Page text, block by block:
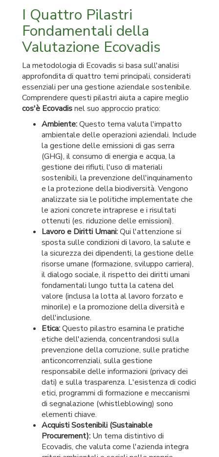
I Quattro Pilastri
Fondamentali della
Valutazione Ecovadis
La metodologia di Ecovadis si basa sull'analisi
approfondita di quattro temi principali, considerati
essenziali per una gestione aziendale sostenibile.
Comprendere questi pilastri aiuta a capire meglio
cos'è Ecovadisnel suo approccio pratico:
Ambiente:Questo tema valuta l'impatto
ambientale delle operazioni aziendali. Include
la gestione delle emissioni di gas serra
(GHG), il consumo di energia e acqua, la
gestione dei rifiuti, l'uso di materiali
sostenibili, la prevenzione dell'inquinamento
e la protezione della biodiversità. Vengono
analizzate sia le politiche implementate che
le azioni concrete intraprese e i risultati
ottenuti (es. riduzione delle emissioni).
Lavoro e Diritti Umani:Qui l'attenzione si
sposta sulle condizioni di lavoro, la salute e
la sicurezza dei dipendenti, la gestione delle
risorse umane (formazione, sviluppo carriera),
il dialogo sociale, il rispetto dei diritti umani
fondamentali lungo tutta la catena del
valore (inclusa la lotta al lavoro forzato e
minorile) e la promozione della diversità e
dell'inclusione.
Etica:Questo pilastro esamina le pratiche
etiche dell'azienda, concentrandosi sulla
prevenzione della corruzione, sulle pratiche
anticoncorrenziali, sulla gestione
responsabile delle informazioni (privacy dei
dati) e sulla trasparenza. L'esistenza di codici
etici, programmi di formazione e meccanismi
di segnalazione (whistleblowing) sono
elementi chiave.
Acquisti Sostenibili (Sustainable
Procurement): Un tema distintivo di
Ecovadis, che valuta come l'azienda integra